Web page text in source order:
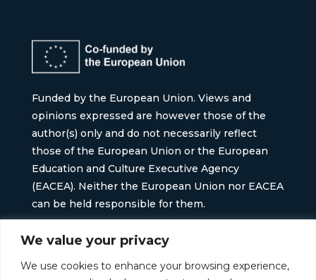
We value your privacy
We use cookies to enhance your browsing experience,
Funded by the European Union. Views and
opinions expressed are however those of the
author(s) only and do not necessarily reflect
those of the European Union or the European
Education and Culture Executive Agency
(EACEA). Neither the European Union nor EACEA
can be held responsible for them.
Project No: